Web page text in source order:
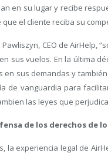
en su lugar y recibe
el cliente reciba su
CEO de AirHelp,
sus vuelos. En la última
en sus demandas y
de vanguardia para
las leyes que
de los derechos de
la experiencia legal de